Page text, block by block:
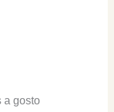
a gosto